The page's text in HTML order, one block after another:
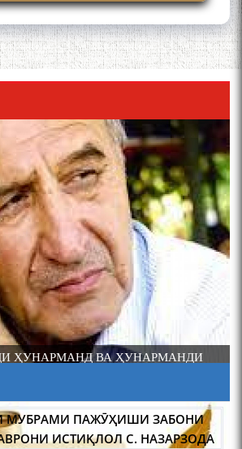
- Лоҳутӣ
зодрӯзи
Абулқосим
ЛОҲУТӢ /
LOHUTY/
ҲУНАРМАНД ВА ҲУНАРМАНДИ
МУБРАМИ ПАЖӮҲИШИ ЗАБОНИ
ИСТИҚЛОЛ С. НАЗАРЗОДА